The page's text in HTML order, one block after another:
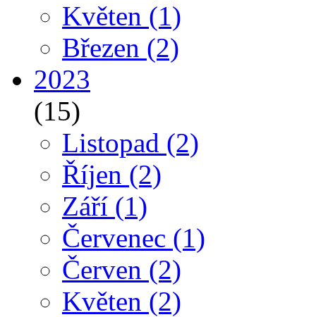
Květen (1)
Březen (2)
2023
(15)
Listopad (2)
Říjen (2)
Září (1)
Červenec (1)
Červen (2)
Květen (2)